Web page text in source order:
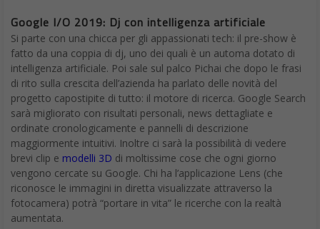
Google I/O 2019: Dj con intelligenza artificiale
Si parte con una chicca per gli appassionati tech: il pre-show è
fatto da una coppia di dj, uno dei quali è un automa dotato di
intelligenza artificiale. Poi sale sul palco Pichai che dopo le frasi
di rito sulla crescita dell’azienda ha parlato delle novità del
progetto capostipite di tutto: il motore di ricerca. Google Search
sarà migliorato con risultati personali, news dettagliate e
ordinate cronologicamente e pannelli di descrizione
maggiormente intuitivi. Inoltre ci sarà la possibilità di vedere
brevi clip e modelli 3D di moltissime cose che ogni giorno
vengono cercate su Google. Chi ha l’applicazione Lens (che
riconosce le immagini in diretta visualizzate attraverso la
fotocamera) potrà “portare in vita” le ricerche con la realtà
aumentata.